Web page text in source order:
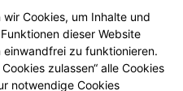
Impressum
Barrierefreiheit
- Erkrath
Cookies, um Inhalte und
dieser Website
zu funktionieren.
zulassen“ alle Cookies
notwendige Cookies